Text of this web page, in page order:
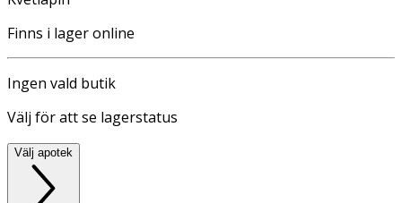
Finns i lager online
Ingen vald butik
Välj för att se lagerstatus
Välj apotek